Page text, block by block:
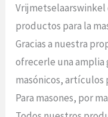
Vrijmetselaarswinkel
productos para la
Gracias a nuestra
ofrecerle una amplia
masónicos, artículos
Para masones, por